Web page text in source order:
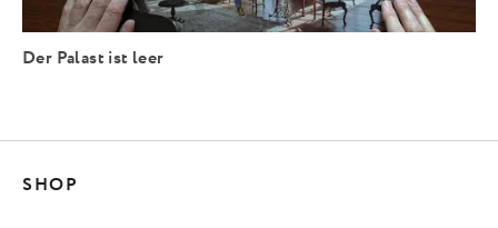
Der Palast ist leer
SHOP